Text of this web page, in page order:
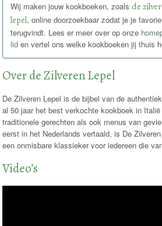
Wij maken jouw kookboeken, zoals de
lepel, online doorzoekbaar zodat je je
terugvindt. Lees er meer over op onze
lid en vertel ons welke kookboeken jij thuis
Over de Zilveren Lepel
De Zilveren Lepel is de bijbel van de
al 50 jaar het best verkochte kookboek in
traditionele gerechten als ook menus van
eerst in het Nederlands vertaald, is De
een onmisbare klassieker voor iedereen die
Video’s